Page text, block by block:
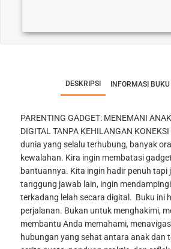
DESKRIPSI INFORMASI BUKU
PARENTING GADGET: MENEMANI
DIGITAL TANPA KEHILANGAN KONEKSI
dunia yang selalu terhubung, banyak
kewalahan. Kira ingin membatasi
bantuannya. Kita ingin hadir penuh tapi
tanggung jawab lain, ingin
terkadang lelah secara digital. Buku ini
perjalanan. Bukan untuk menghakimi,
membantu Anda memahami,
hubungan yang sehat antara anak dan